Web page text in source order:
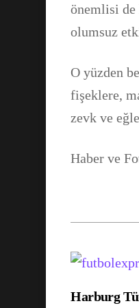
önemlisi de
olumsuz
O yüzden
fişeklere,
zevk ve
Haber ve
Harburg